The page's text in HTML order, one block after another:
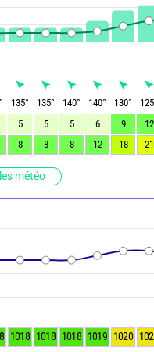
météo
° 135° 135° 140° 140° 130°
125
5 5 5 6 9
12
8 8 8 12 18 21
1018 1018 1018 1019 1020